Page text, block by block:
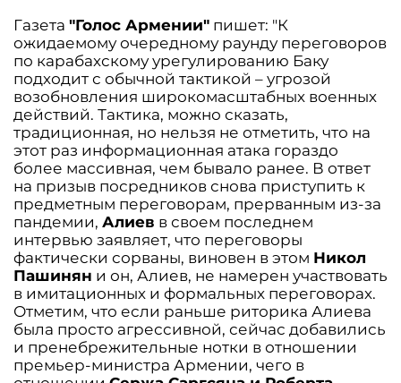
Газета "Голос Армении" пишет: "К
ожидаемому очередному раунду переговоров
по карабахскому урегулированию Баку
подходит с обычной тактикой – угрозой
возобновления широкомасштабных военных
действий. Тактика, можно сказать,
традиционная, но нельзя не отметить, что на
этот раз информационная атака гораздо
более массивная, чем бывало ранее. В ответ
на призыв посредников снова приступить к
предметным переговорам, прерванным из-за
пандемии, Алиев в своем последнем
интервью заявляет, что переговоры
фактически сорваны, виновен в этом Никол
Пашинян и он, Алиев, не намерен участвовать
в имитационных и формальных переговорах.
Отметим, что если раньше риторика Алиева
была просто агрессивной, сейчас добавились
и пренебрежительные нотки в отношении
премьер-министра Армении, чего в